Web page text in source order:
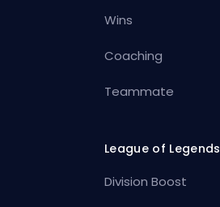
Wins
Coaching
Teammate
League of Legends
Division Boost